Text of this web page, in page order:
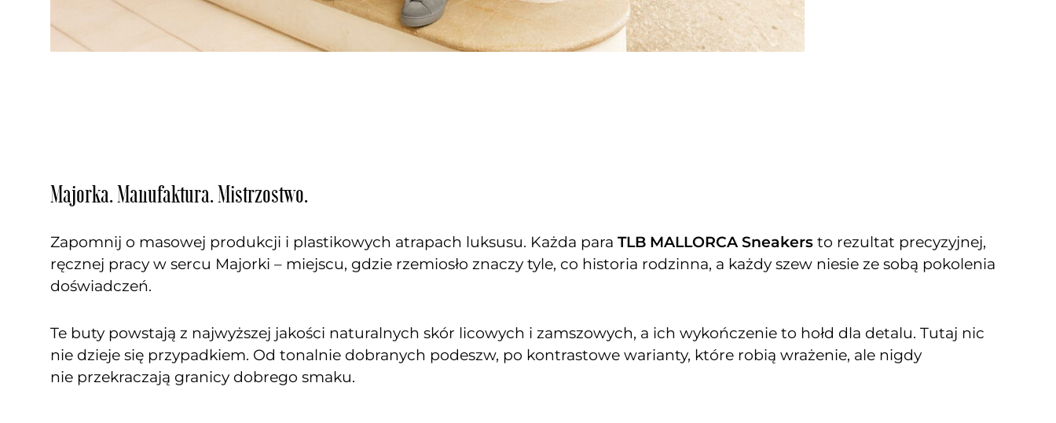
Majorka. Manufaktura. Mistrzostwo.
Zapomnij o masowej produkcji i plastikowych atrapach luksusu. Każda para TLB MALLORCA Sneakers to rezultat precyzyjnej,
ręcznej pracy w sercu Majorki – miejscu, gdzie rzemiosło znaczy tyle, co historia rodzinna, a każdy szew niesie ze sobą pokolenia
doświadczeń.
Te buty powstają z najwyższej jakości naturalnych skór licowych i zamszowych, a ich wykończenie to hołd dla detalu. Tutaj nic
nie dzieje się przypadkiem. Od tonalnie dobranych podeszw, po kontrastowe warianty, które robią wrażenie, ale nigdy
nie przekraczają granicy dobrego smaku.